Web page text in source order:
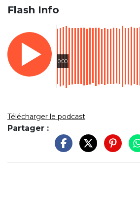
Flash Info
0:00
Télécharger le podcast
Partager :